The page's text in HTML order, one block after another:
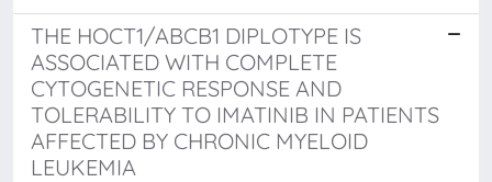
THE HOCT1/ABCB1 DIPLOTYPE IS
ASSOCIATED WITH COMPLETE
CYTOGENETIC RESPONSE AND
TOLERABILITY TO IMATINIB IN PATIENTS
AFFECTED BY CHRONIC MYELOID
LEUKEMIA